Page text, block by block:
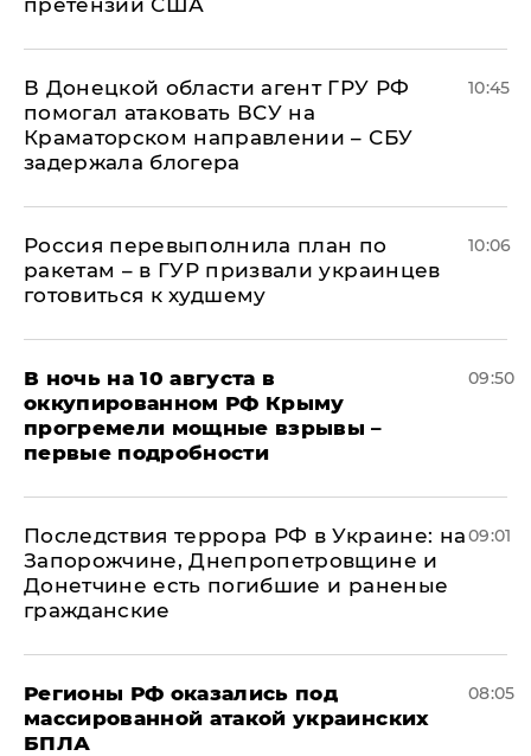
В Донецкой области агент ГРУ РФ
помогал атаковать ВСУ на
Краматорском направлении – СБУ
задержала блогера
10:45
Россия перевыполнила план по
ракетам – в ГУР призвали украинцев
готовиться к худшему
10:06
В ночь на 10 августа в
оккупированном РФ Крыму
прогремели мощные взрывы –
первые подробности
09:50
Последствия террора РФ в Украине: на
Запорожчине, Днепропетровщине и
Донетчине есть погибшие и раненые
гражданские
09:01
Регионы РФ оказались под
массированной атакой украинских
БПЛА
08:05